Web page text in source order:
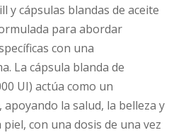
y cápsulas blandas de aceite
para abordar
con una
La cápsula blanda de
UI) actúa como un
la salud, la belleza y
con una dosis de una vez